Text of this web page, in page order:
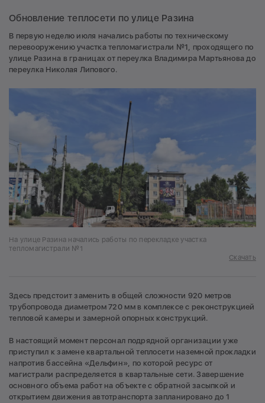
Обновление теплосети по улице Разина
В первую неделю июля начались работы по техническому
перевооружению участка тепломагистрали №1, проходящего по
улице Разина в границах от переулка Владимира Мартьянова до
переулка Николая Липового.
На улице Разина начались работы по перекладке участка
тепломагистрали №1
Скачать
Здесь предстоит заменить в общей сложности 920 метров
трубопровода диаметром 720 мм в комплексе с реконструкцией
тепловой камеры и замерной опорных конструкций.
В настоящий момент персонал подрядной организации уже
приступил к замене квартальной теплосети наземной прокладки
напротив бассейна «Дельфин», по которой ресурс от
магистрали распределяется в квартальные сети. Завершение
основного объема работ на объекте с обратной засыпкой и
открытием движения автотранспорта запланировано до 1